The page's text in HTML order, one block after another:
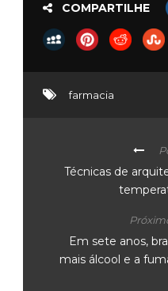
COMPARTILHE
farmacia
Técnicas de
Em sete anos,
mais álcool e a